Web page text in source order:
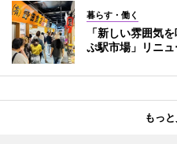
暮らす・働く
「新しい雰囲気
ぷ駅市場」リニ
もっ